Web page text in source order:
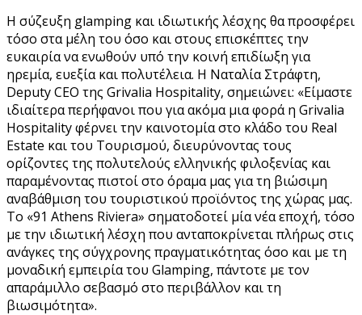
Η σύζευξη glamping και ιδιωτικής λέσχης θα προσφέρει
τόσο στα μέλη του όσο και στους επισκέπτες την
ευκαιρία να ενωθούν υπό την κοινή επιδίωξη για
ηρεμία, ευεξία και πολυτέλεια. Η Ναταλία Στράφτη,
Deputy CEO της Grivalia Hospitality, σημειώνει: «Είμαστε
ιδιαίτερα περήφανοι που για ακόμα μια φορά η Grivalia
Hospitality φέρνει την καινοτομία στο κλάδο του Real
Estate και του Τουρισμού, διευρύνοντας τους
ορίζοντες της πολυτελούς ελληνικής φιλοξενίας και
παραμένοντας πιστοί στο όραμα μας για τη βιώσιμη
αναβάθμιση του τουριστικού προϊόντος της χώρας μας.
Το «91 Athens Riviera» σηματοδοτεί μία νέα εποχή, τόσο
με την ιδιωτική λέσχη που ανταποκρίνεται πλήρως στις
ανάγκες της σύγχρονης πραγματικότητας όσο και με τη
μοναδική εμπειρία του Glamping, πάντοτε με τον
απαράμιλλο σεβασμό στο περιβάλλον και τη
βιωσιμότητα».